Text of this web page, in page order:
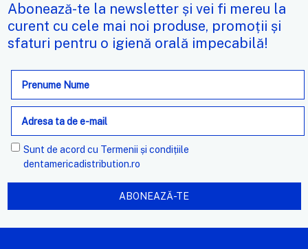
Abonează-te la newsletter și vei fi mereu la
curent cu cele mai noi produse, promoții și
sfaturi pentru o igienă orală impecabilă!
Adresa
e-
mail
Sunt de acord cu Termenii și condițiile
dentamericadistribution.ro